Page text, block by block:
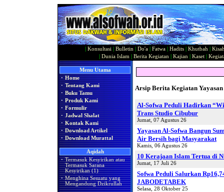
Konsultasi Bulletin Do'a Fatwa Hadits Khutbah
Dunia Islam Berita Kegiatan Kajian Kaset|
Menu Utama
· Home
· Tentang Kami
· Buku Tamu
· Produk Kami
· Formulir
· Jadwal Shalat
· Kontak Kami
· Download Artikel
· Download Murattal
Aqidah
· Termasuk Kesyirikan atau
Termasuk Sarana
Kesyirikan (1)
· Menghina Sesuatu yang
Mengandung Dzikrullah
Arsip Berita Kegiatan Yayasan
Al-Sofwa Peduli Hadirkan
Trans Studio Cibubur
Jumat, 07 Agustus 26
Yayasan Al-Sofwa Bangun
Air Bersih bagi Masyarakat
Kamis, 06 Agustus 26
10 Kerajaan Islam Tertua di
Jumat, 17 Juli 26
Sofwa Peduli Salurkan
JABODETABEK
Selasa, 28 Oktober 25